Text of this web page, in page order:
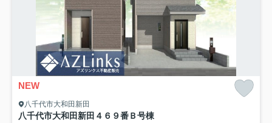
NEW
八千代市大和田新田
八千代市大和田新田４６９番Ｂ号棟